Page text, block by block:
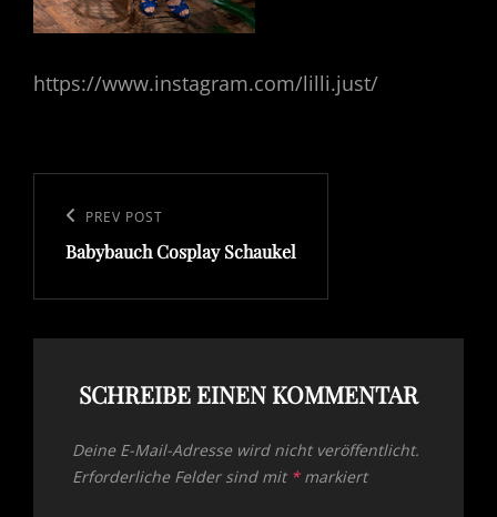
https://www.instagram.com/lilli.just/
Previous
Post
PREV POST
Babybauch Cosplay Schaukel
SCHREIBE EINEN KOMMENTAR
Deine E-Mail-Adresse wird nicht veröffentlicht.
Erforderliche Felder sind mit *markiert